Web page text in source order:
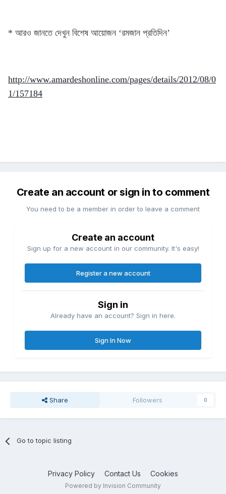
* আরও জানতে দেখুন বিশেষ আয়োজন ‘রমজান প্রতিদিন’
http://www.amardeshonline.com/pages/details/2012/08/0
1/157184
Create an account or sign in to comment
You need to be a member in order to leave a comment
Create an account
Sign up for a new account in our community. It's easy!
Register a new account
Sign in
Already have an account? Sign in here.
Sign In Now
Share Followers 0
Go to topic listing
Privacy Policy Contact Us Cookies
Powered by Invision Community